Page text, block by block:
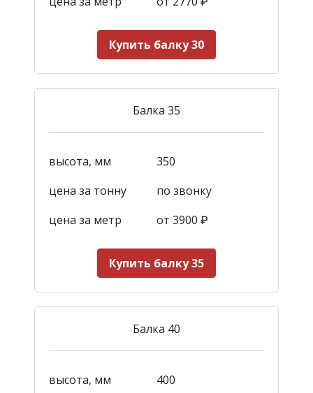
Купить балку 30
Балка 35
высота, мм
350
цена за тонну
по звонку
цена за метр
от 3900 ₽
Купить балку 35
Балка 40
высота, мм 400